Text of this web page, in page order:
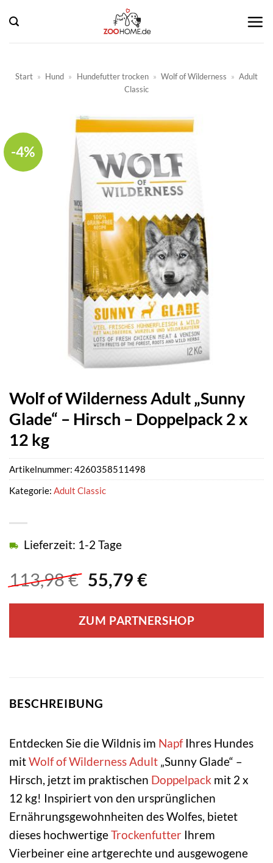
Inhalt
springen
Start » Hund » Hundefutter trocken » Wolf of Wilderness » Adult
Classic
-4%
Wolf of Wilderness Adult „Sunny
Glade“ – Hirsch – Doppelpack 2 x
12 kg
113,98€ Ursprünglicher
war:
113,98 €
55,79 €Aktueller
ist:
55,79 €.
Lieferzeit: 1-2 Tage
ZUM PARTNERSHOP
Artikelnummer: 4260358511498
Kategorie: Adult Classic
BESCHREIBUNG
Entdecken Sie die Wildnis im NapfIhres Hundes
mitWolf of Wilderness Adult „Sunny Glade“ –
Hirsch, jetzt im praktischen Doppelpack mit 2 x
12 kg! Inspiriert von den ursprünglichen
Ernährungsgewohnheiten des Wolfes, bietet
dieses hochwertigeTrockenfutter Ihrem
Vierbeiner eine artgerechte und ausgewogene